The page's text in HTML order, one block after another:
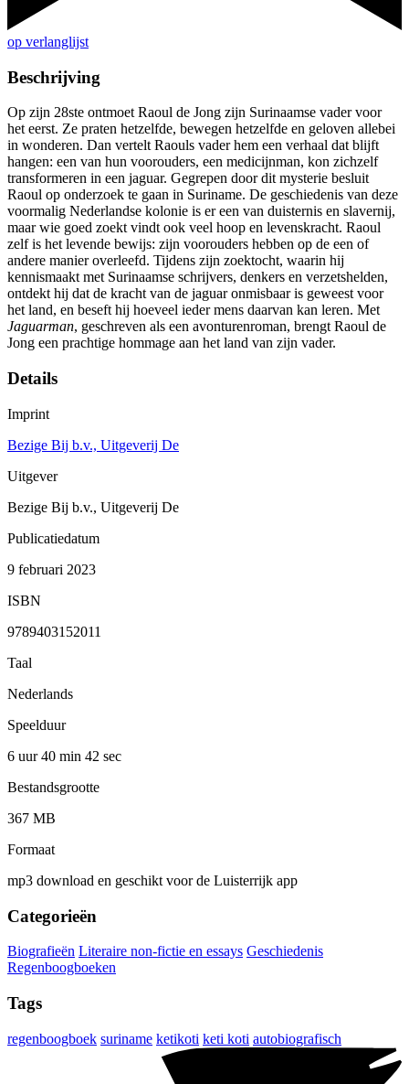
op verlanglijst
Beschrijving
Op zijn 28ste ontmoet Raoul de Jong zijn Surinaamse vader voor
het eerst. Ze praten hetzelfde, bewegen hetzelfde en geloven allebei
in wonderen. Dan vertelt Raouls vader hem een verhaal dat blijft
hangen: een van hun voorouders, een medicijnman, kon zichzelf
transformeren in een jaguar. Gegrepen door dit mysterie besluit
Raoul op onderzoek te gaan in Suriname. De geschiedenis van deze
voormalig Nederlandse kolonie is er een van duisternis en slavernij,
maar wie goed zoekt vindt ook veel hoop en levenskracht. Raoul
zelf is het levende bewijs: zijn voorouders hebben op de een of
andere manier overleefd. Tijdens zijn zoektocht, waarin hij
kennismaakt met Surinaamse schrijvers, denkers en verzetshelden,
ontdekt hij dat de kracht van de jaguar onmisbaar is geweest voor
het land, en beseft hij hoeveel ieder mens daarvan kan leren. Met
Jaguarman, geschreven als een avonturenroman, brengt Raoul de
Jong een prachtige hommage aan het land van zijn vader.
Details
Imprint
Bezige Bij b.v., Uitgeverij De
Uitgever
Bezige Bij b.v., Uitgeverij De
Publicatiedatum
9 februari 2023
ISBN
9789403152011
Taal
Nederlands
Speelduur
6 uur 40 min 42 sec
Bestandsgrootte
367 MB
Formaat
mp3 download en geschikt voor de Luisterrijk app
Categorieën
Biografieën Literaire non-fictie en essays Geschiedenis
Regenboogboeken
Tags
regenboogboek suriname ketikoti keti koti autobiografisch